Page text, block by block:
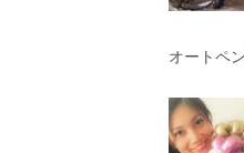
オートペ